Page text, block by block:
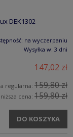
DEK1302
na wyczerpaniu
Wysyłka w: 3 dni
147,02 zł
regularna: 159,80 zł
cena: 159,80 zł
DO KOSZYKA